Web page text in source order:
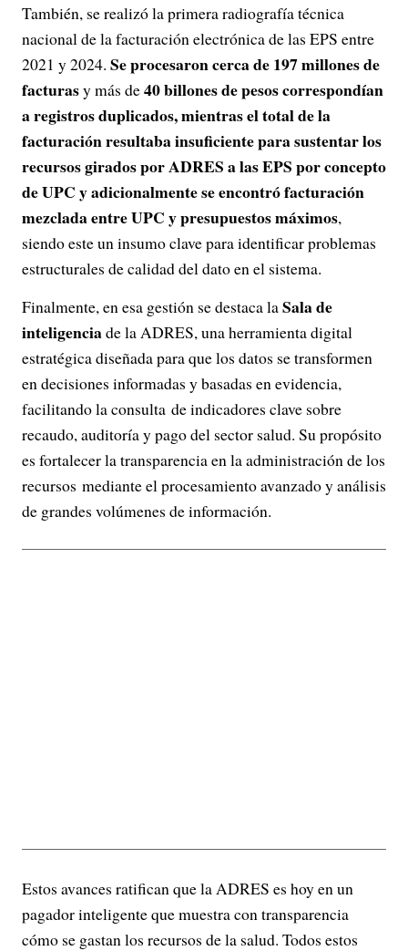
También, se realizó la primera radiografía técnica
nacional de la facturación electrónica de las EPS entre
2021 y 2024. Se procesaron cerca de 197 millones de
facturasy más de40 billones de pesos correspondían
a registros duplicados, mientras el total de la
facturación resultaba insuficiente para sustentar los
recursos girados por ADRES a las EPS por concepto
de UPC y adicionalmente se encontró facturación
mezclada entre UPC y presupuestos máximos,
siendo este un insumo clave para identificar problemas
estructurales de calidad del dato en el sistema.
Finalmente, en esa gestión se destaca laSala de
inteligenciade la ADRES, una herramienta digital
estratégica diseñada para que los datos se transformen
en decisiones informadas y basadas en evidencia,
facilitando la consulta de indicadores clave sobre
recaudo, auditoría y pago del sector salud. Su propósito
es fortalecer la transparencia en la administración de los
recursos mediante el procesamiento avanzado y análisis
de grandes volúmenes de información.
Estos avances ratifican que la ADRES es hoy en un
pagador inteligente que muestra con transparencia
cómo se gastan los recursos de la salud. Todos estos